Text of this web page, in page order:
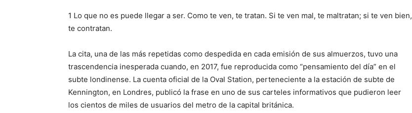
1 Lo que no es puede llegar a ser. Como te ven, te tratan. Si te ven mal, te maltratan; si te ven bien,
te contratan.
La cita, una de las más repetidas como despedida en cada emisión de sus almuerzos, tuvo una
trascendencia inesperada cuando, en 2017, fue reproducida como “pensamiento del día” en el
subte londinense. La cuenta oficial de la Oval Station, perteneciente a la estación de subte de
Kennington, en Londres, publicó la frase en uno de sus carteles informativos que pudieron leer
los cientos de miles de usuarios del metro de la capital británica.